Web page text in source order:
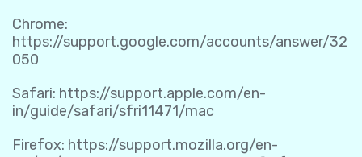
Chrome:
https://support.google.com/accounts/answer/32
050
Safari: https://support.apple.com/en-
in/guide/safari/sfri11471/mac
Firefox: https://support.mozilla.org/en-